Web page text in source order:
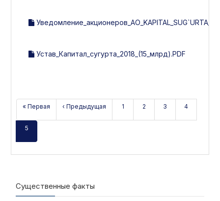
Устав_Капитал_сугурта_2018_(15_млрд).PDF
« Первая ‹ Предыдущая 1 2 3 4
5
Существенные факты